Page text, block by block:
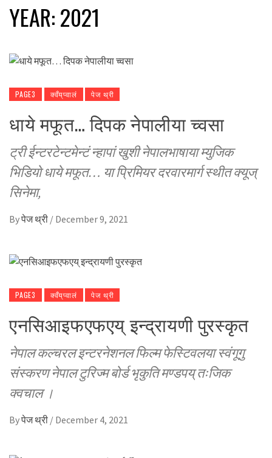
YEAR:2021
PAGE3 क्वँय्‌प्वालं पेज थ्री
धाये मफूत… दिपक नेपालीया च्वसा
ट्री ईन्टरटेन्टमेन्टं न्हापां खुशी नेपालभाषाया म्युजिक
भिडियाे धाये मफूत… या प्रिमियर दरवारमार्ग स्थीत क्यूज्
सिनेमा,
Byपेज थ्री / December 9, 2021
PAGE3 क्वँय्‌प्वालं पेज थ्री
एनसिआइफएफएय् इन्द्रायणी पुरस्कृत
नेपाल कल्चरल इन्टरनेशनल फिल्म फेस्टिवलया स्वंगूगु
संस्करण नेपाल टुरिज्म बोर्ड भृकुति मण्डपय् तःजिक
क्वचाल ।
Byपेज थ्री / December 4, 2021